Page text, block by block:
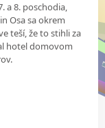
a 8. poschodia,
Osa sa okrem
teší, že to stihli za
hotel domovom